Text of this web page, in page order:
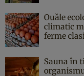
Ouăle
climatic
ferme
Sauna în